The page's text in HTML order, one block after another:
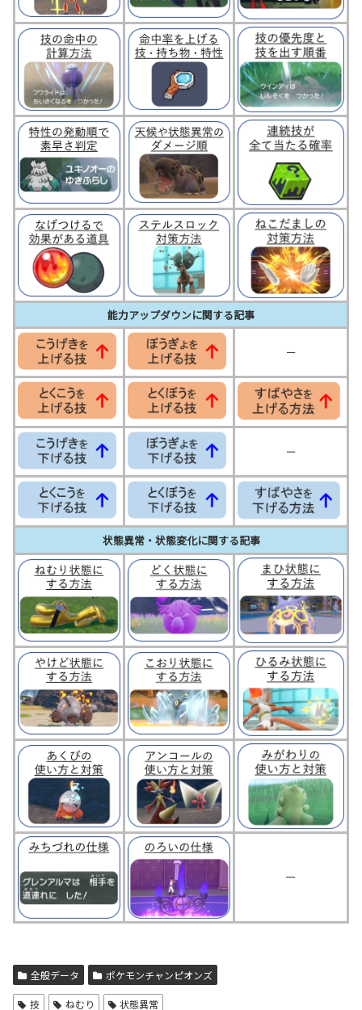
能力アップダウンに関する記事
ー
ー
状態異常・状態変化に関する記事
ー
全般データ ポケモンチャンピオンズ
技 ねむり 状態異常